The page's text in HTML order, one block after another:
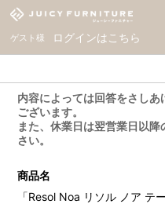
ゲスト様 ログインはこちら
内容によっては回答をさし
ございます。
また、休業日は翌営業日以
さい。
商品名
「Resol Noa リソル ノア